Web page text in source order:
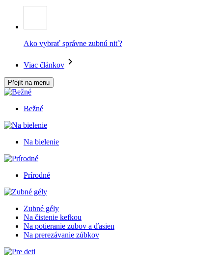
Ako vybrať správne zubnú niť?
Viac článkov
Přejít na menu
Bežné
Na bielenie
Prírodné
Zubné gély
Na čistenie kefkou
Na potieranie zubov a ďasien
Na prerezávanie zúbkov